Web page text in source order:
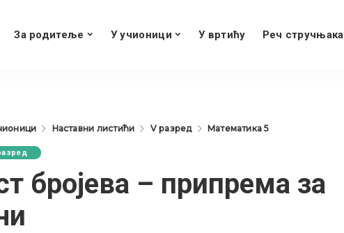
За родитеље У учионици У вртићу Реч стручњака
Наставни листићи V разред Математика 5
бројева – припрема за